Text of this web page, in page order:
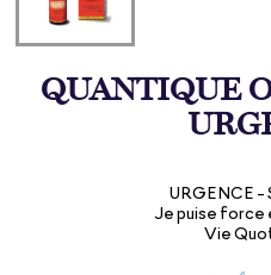
QUANTIQUE
URGENCE
Je puise force
Vie